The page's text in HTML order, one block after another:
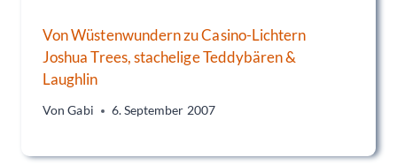
Von Wüstenwundern zu Casino-Lichtern
Joshua Trees, stachelige Teddybären &
Laughlin
Von Gabi 6. September 2007